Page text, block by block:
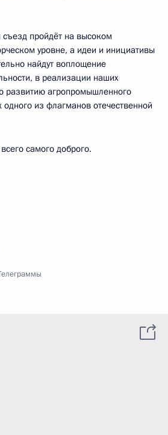
пройдёт на высоком
уровне, а идеи и инициативы
найдут воплощение
в реализации наших
развитию агропромышленного
из флагманов отечественной
самого доброго.